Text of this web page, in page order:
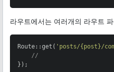
라우트에서는 여러개의 라우트
Route::get( 'posts/{post}/
//
});